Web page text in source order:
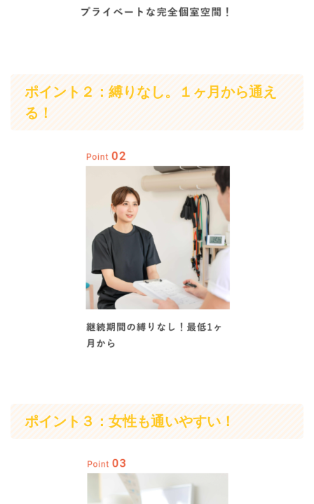
ポイント２：縛りなし。１ヶ月から通え
る！
ポイント３：女性も通いやすい！